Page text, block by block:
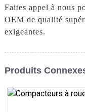
Faites appel à nous
OEM de qualité
exigeantes.
Produits